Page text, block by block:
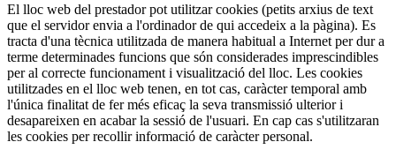
El lloc web del prestador pot utilitzar cookies (petits arxius de text
que el servidor envia a l'ordinador de qui accedeix a la pàgina). Es
tracta d'una tècnica utilitzada de manera habitual a Internet per dur a
terme determinades funcions que són considerades imprescindibles
per al correcte funcionament i visualització del lloc. Les cookies
utilitzades en el lloc web tenen, en tot cas, caràcter temporal amb
l'única finalitat de fer més eficaç la seva transmissió ulterior i
desapareixen en acabar la sessió de l'usuari. En cap cas s'utilitzaran
les cookies per recollir informació de caràcter personal.